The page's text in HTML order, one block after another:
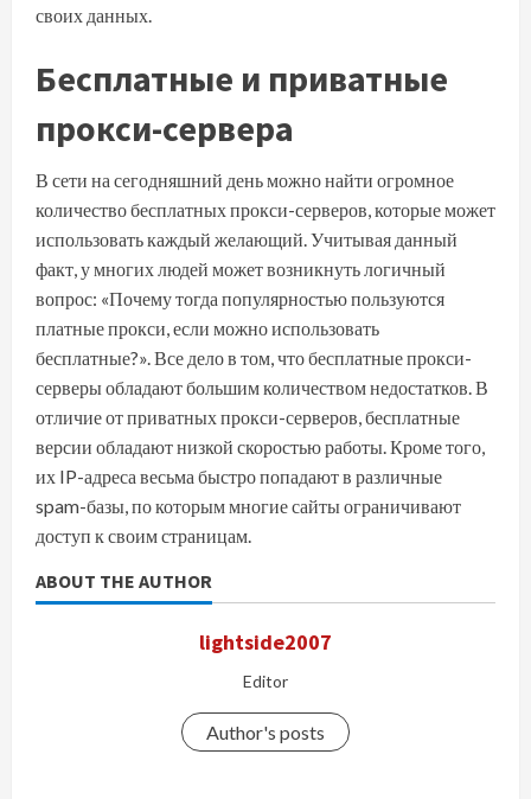
своих данных.
Бесплатные и приватные
прокси-сервера
В сети на сегодняшний день можно найти огромное
количество бесплатных прокси-серверов, которые может
использовать каждый желающий. Учитывая данный
факт, у многих людей может возникнуть логичный
вопрос: «Почему тогда популярностью пользуются
платные прокси, если можно использовать
бесплатные?». Все дело в том, что бесплатные прокси-
серверы обладают большим количеством недостатков. В
отличие от приватных прокси-серверов, бесплатные
версии обладают низкой скоростью работы. Кроме того,
их IP-адреса весьма быстро попадают в различные
spam-базы, по которым многие сайты ограничивают
доступ к своим страницам.
ABOUT THE AUTHOR
lightside2007
Editor
Author's posts